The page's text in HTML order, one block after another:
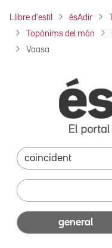
Llibre d'estil ésAdir
Topònims del món
Vaasa
general